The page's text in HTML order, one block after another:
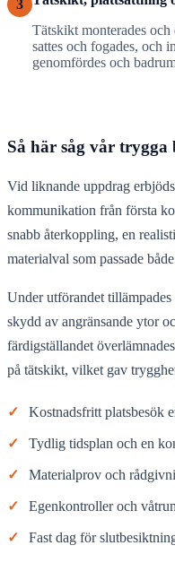
3
Tätskikt monterades
sattes och fogades, och
genomfördes och
Så här såg vår trygga
Vid liknande uppdrag
kommunikation från första
snabb återkoppling, en
materialval som passade
Under utförandet
skydd av angränsande ytor
färdigställandet
på tätskikt, vilket gav
✓ Kostnadsfritt platsbesök
✓ Tydlig tidsplan och en
✓ Materialprov och
✓ Egenkontroller och
✓ Fast dag för